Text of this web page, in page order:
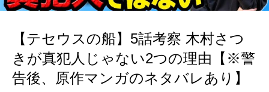
【テセウスの船】5話考察 木村さつ
きが真犯人じゃない2つの理由【※警
告後、原作マンガのネタバレあり】